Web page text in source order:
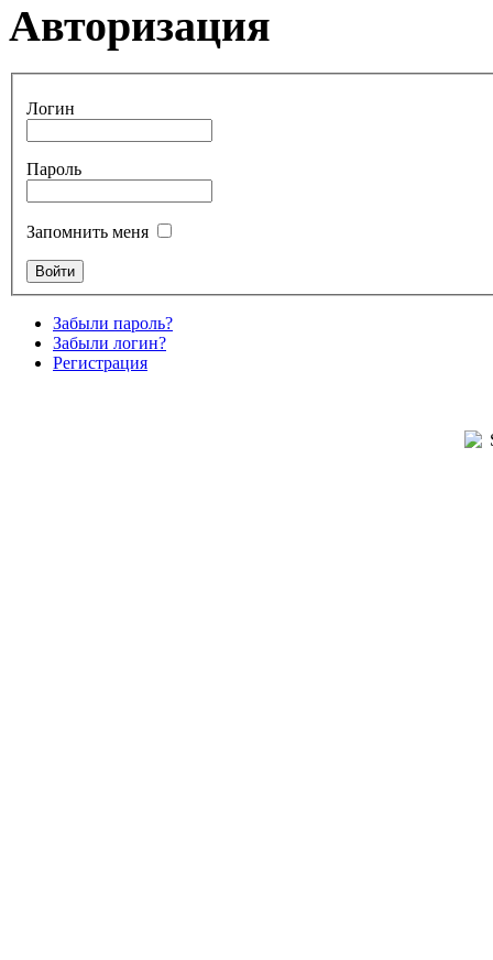
Авторизация
Логин
Пароль
Запомнить меня
Забыли пароль?
Забыли логин?
Регистрация